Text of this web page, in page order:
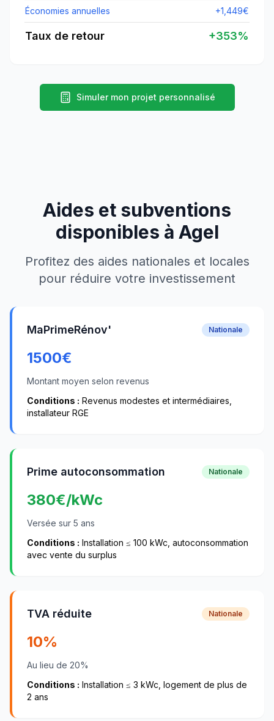
Économies annuelles +1,449€
Taux de retour +353%
Simuler mon projet personnalisé
Aides et subventions
disponibles à Agel
Profitez des aides nationales et locales
pour réduire votre investissement
MaPrimeRénov' Nationale
1500€
Montant moyen selon revenus
Conditions : Revenus modestes et intermédiaires,
installateur RGE
Prime autoconsommation Nationale
380€/kWc
Versée sur 5 ans
Conditions : Installation ≤ 100 kWc, autoconsommation
avec vente du surplus
TVA réduite Nationale
10%
Au lieu de 20%
Conditions : Installation ≤ 3 kWc, logement de plus de
2 ans